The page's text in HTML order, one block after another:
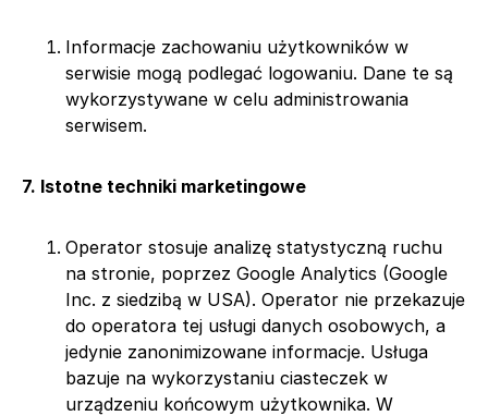
Informacje zachowaniu użytkowników w
serwisie mogą podlegać logowaniu. Dane te są
wykorzystywane w celu administrowania
serwisem.
7. Istotne techniki marketingowe
Operator stosuje analizę statystyczną ruchu
na stronie, poprzez Google Analytics (Google
Inc. z siedzibą w USA). Operator nie przekazuje
do operatora tej usługi danych osobowych, a
jedynie zanonimizowane informacje. Usługa
bazuje na wykorzystaniu ciasteczek w
urządzeniu końcowym użytkownika. W